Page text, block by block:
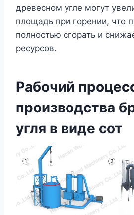
древесном угле могут
площадь при горении, что
полностью сгорать и
ресурсов.
Рабочий
производства
угля в виде сот